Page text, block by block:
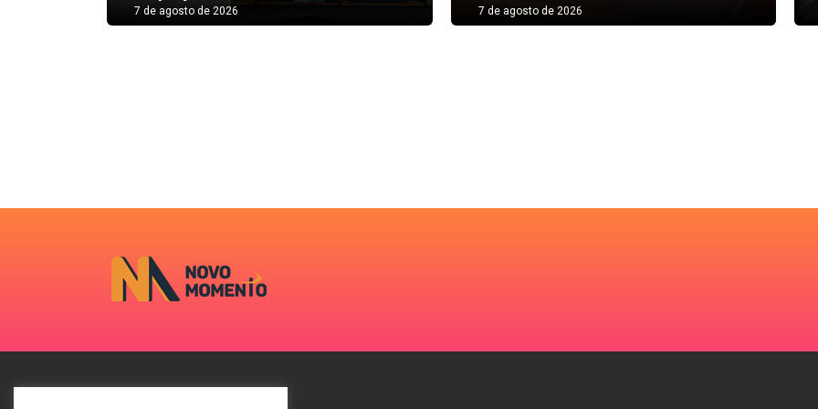
7 de agosto de 2026 7 de agosto de 2026